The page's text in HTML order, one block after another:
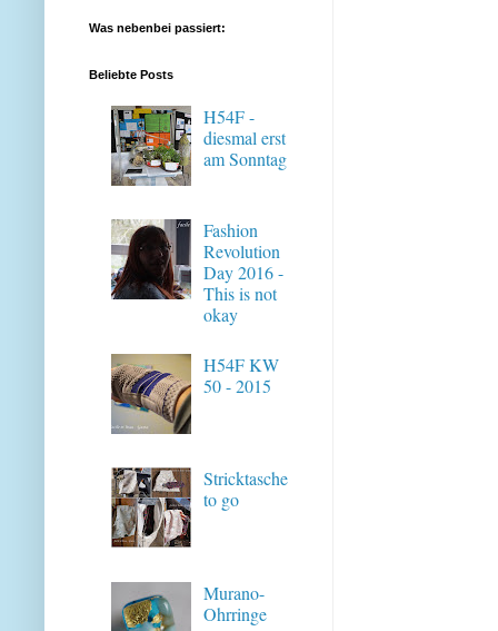
Was nebenbei passiert:
Beliebte Posts
H54F -
diesmal erst
am Sonntag
Fashion
Revolution
Day 2016 -
This is not
okay
H54F KW
50 - 2015
Stricktasche
to go
Murano-
Ohrringe